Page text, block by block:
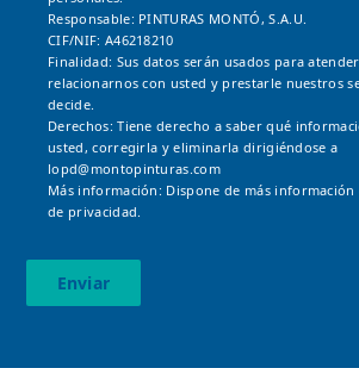
Responsable: PINTURAS MONTÓ, S.A.U.
CIF/NIF: A46218210
Finalidad: Sus datos serán usados para
relacionarnos con usted y prestarle nuestros
decide.
Derechos: Tiene derecho a saber qué
usted, corregirla y eliminarla dirigiéndose a
lopd@montopinturas.com
Más información: Dispone de más
de privacidad.
Enviar